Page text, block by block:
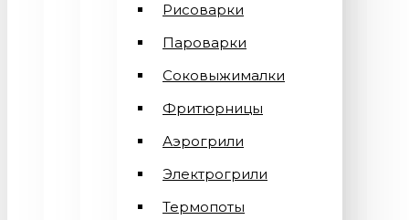
Рисоварки
Пароварки
Соковыжималки
Фритюрницы
Аэрогрили
Электрогрили
Термопоты